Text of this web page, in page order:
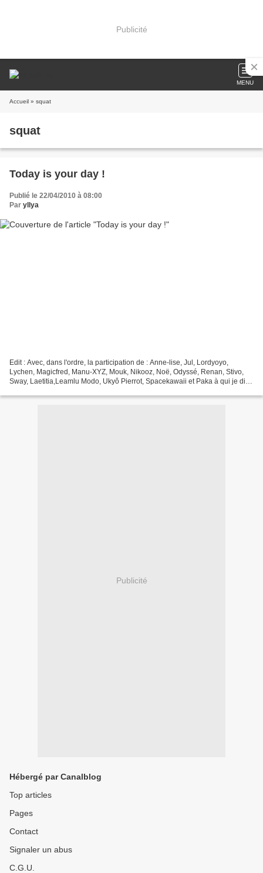
Publicité
MENU
Accueil » squat
squat
Today is your day !
Publié le 22/04/2010 à 08:00
Par yllya
Edit : Avec, dans l'ordre, la participation de : Anne-lise, Jul, Lordyoyo,
Lychen, Magicfred, Manu-XYZ, Mouk, Nikooz, Noë, Odyssé, Renan, Stivo,
Sway, Laetitia,Leamlu Modo, Ukyô Pierrot, Spacekawaii et Paka à qui je dis
Publicité
Hébergé par Canalblog
Top articles
Pages
Contact
Signaler un abus
C.G.U.